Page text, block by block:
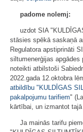
padome nolemj:
uzdot SIA
stāsies spēkā saskaņā
Regulatora apstiprināti
siltumenerģijas
noteikti atbilstoši
2022.gada 12.oktobra
atbildību "KULDĪGAS
pakalpojumu tarifiem"
kārtībai, un izmantot
Ja mainās tarifu